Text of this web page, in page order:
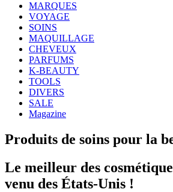
MARQUES
VOYAGE
SOINS
MAQUILLAGE
CHEVEUX
PARFUMS
K-BEAUTY
TOOLS
DIVERS
SALE
Magazine
Produits de soins pour la
Le meilleur des
venu des États-Unis !